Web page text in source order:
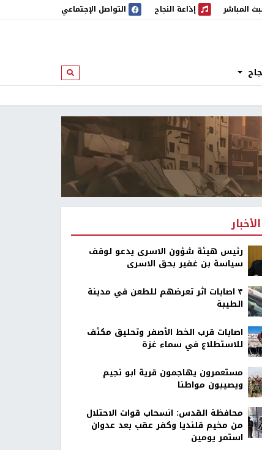
المباشر إذاعة النجاح
إذاعة النجاح التواصل الإجتماعي
ابحث
رئيس هيئة شؤون الاسرى يدعو لوقف
سياسة بن غفير بحق الاسرى
٣ اصابات اثر تعرضهم للطعن في مدينة
الطيبة
اصابات قرب الخط الأصفر وتحليق مكثف
للاستطلاع في سماء غزة
مستعمرون يهاجمون قرية ابو نجيم
ويصيبون مواطنا
محافظة القدس: انسحاب قوات الاحتلال
من مخيم قلنديا وكفر عقب بعد عدوان
استمر يومين